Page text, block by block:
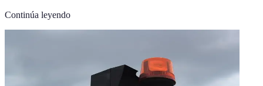
Continúa leyendo